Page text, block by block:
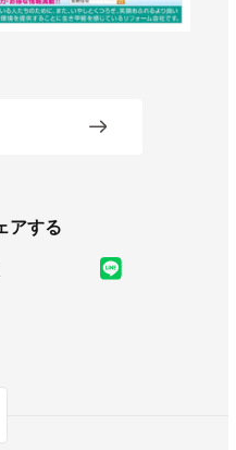
アする